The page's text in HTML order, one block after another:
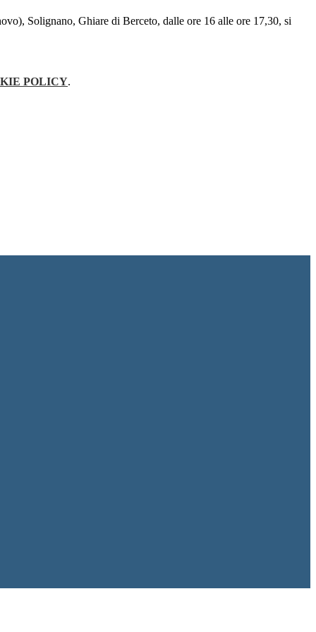
Solignano, Ghiare di Berceto, dalle ore 16 alle ore 17,30, si
POLICY.